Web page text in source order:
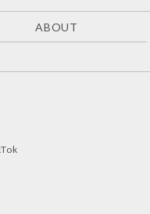
ABOUT